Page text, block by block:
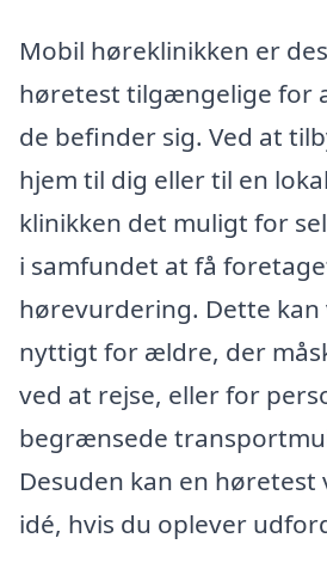
Mobil høreklinikken er
høretest tilgængelige for
de befinder sig. Ved at
hjem til dig eller til en
klinikken det muligt for
i samfundet at få
hørevurdering. Dette
nyttigt for ældre, der
ved at rejse, eller for
begrænsede
Desuden kan en
idé, hvis du oplever